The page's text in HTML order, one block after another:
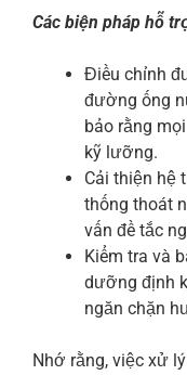
Các biện pháp hỗ
Điều chỉnh
đường ống
bảo rằng
kỹ lưỡng.
Cải thiện hệ
thống thoát
vấn đề tắc
Kiểm tra và
dưỡng định
ngăn chặn
Nhớ rằng, việc xử